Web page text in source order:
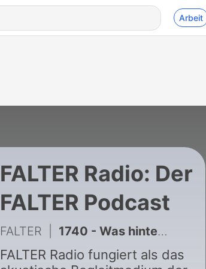
Arbeit
FALTER Radio: Der
FALTER Podcast
FALTER 1740 - Was hinter dem Migrationsansturm auf Ceuta steckt - #1682
FALTER Radio fungiert als das